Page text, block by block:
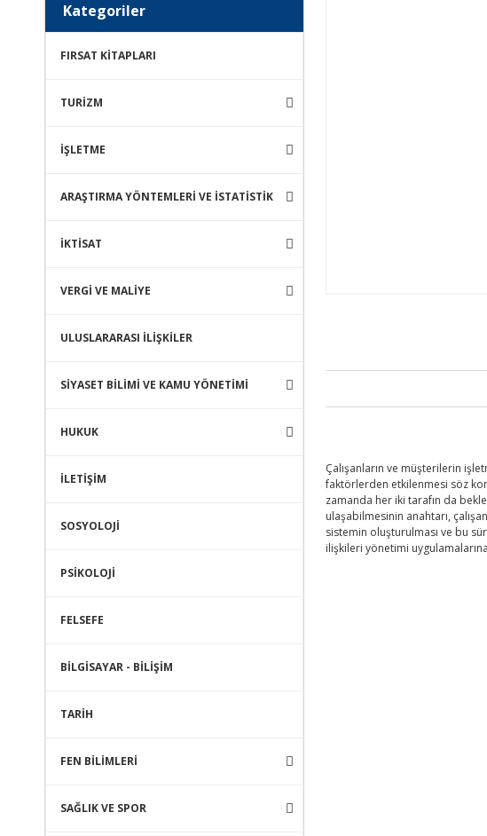
Kategoriler
FIRSAT KİTAPLARI
TURİZM
İŞLETME
ARAŞTIRMA YÖNTEMLERİ VE İSTATİSTİK
İKTİSAT
VERGİ VE MALİYE
ULUSLARARASI İLİŞKİLER
SİYASET BİLİMİ VE KAMU YÖNETİMİ
HUKUK
İLETİŞİM
SOSYOLOJİ
PSİKOLOJİ
FELSEFE
BİLGİSAYAR - BİLİŞİM
TARİH
FEN BİLİMLERİ
SAĞLIK VE SPOR
Çalışanların ve müşterilerin
faktörlerden etkilenmesi söz
zamanda her iki tarafın da
ulaşabilmesinin anahtarı,
sistemin oluşturulması ve bu
ilişkileri yönetimi